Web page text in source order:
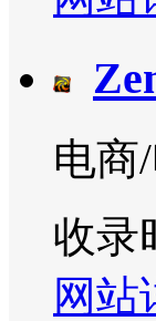
电商
收录
网站